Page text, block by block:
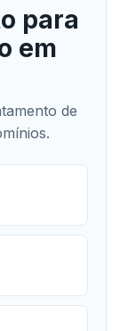
para
em
de